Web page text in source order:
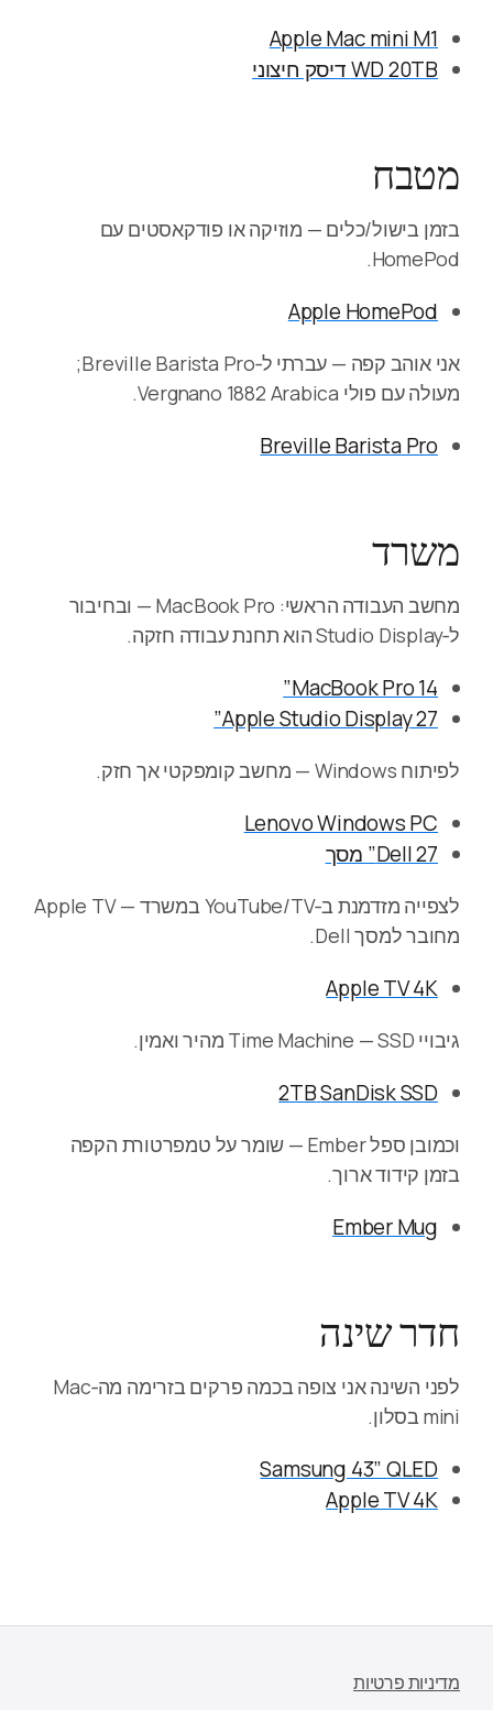
Apple Mac mini M1
WD 20TB דיסק חיצוני
מטבח
בזמן בישול/כלים — מוזיקה או פודקאסטים עם
HomePod.
Apple HomePod
אני אוהב קפה — עברתי ל‑Breville Barista Pro;
מעולה עם פולי Vergnano 1882 Arabica.
Breville Barista Pro
משרד
מחשב העבודה הראשי: MacBook Pro — ובחיבור
ל‑Studio Display הוא תחנת עבודה חזקה.
MacBook Pro 14”
Apple Studio Display 27”
לפיתוח Windows — מחשב קומפקטי אך חזק.
Lenovo Windows PC
Dell 27” מסך
לצפייה מזדמנת ב‑YouTube/TV במשרד — Apple TV
מחובר למסך Dell.
Apple TV 4K
גיבויי Time Machine — SSD מהיר ואמין.
SanDisk SSD‏ 2TB
וכמובן ספל Ember — שומר על טמפרטורת הקפה
בזמן קידוד ארוך.
Ember Mug
חדר שינה
לפני השינה אני צופה בכמה פרקים בזרימה מה‑Mac
mini בסלון.
Samsung 43” QLED
Apple TV 4K
מדיניות פרטיות